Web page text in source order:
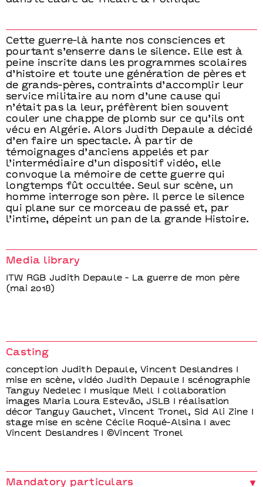
Cette guerre-là hante nos consciences et
pourtant s’enserre dans le silence. Elle est à
peine inscrite dans les programmes scolaires
d’histoire et toute une génération de pères et
de grands-pères, contraints d’accomplir leur
service militaire au nom d’une cause qui
n’était pas la leur, préfèrent bien souvent
couler une chappe de plomb sur ce qu’ils ont
vécu en Algérie. Alors Judith Depaule a décidé
d’en faire un spectacle. À partir de
témoignages d’anciens appelés et par
l’intermédiaire d’un dispositif vidéo, elle
convoque la mémoire de cette guerre qui
longtemps fût occultée. Seul sur scène, un
homme interroge son père. Il perce le silence
qui plane sur ce morceau de passé et, par
l’intime, dépeint un pan de la grande Histoire.
Media library
ITW RGB Judith Depaule - La guerre de mon père
(mai 2018)
Casting
conception Judith Depaule, Vincent Deslandres I
mise en scène, vidéo Judith Depaule I scénographie
Tanguy Nedelec I musique Mell I collaboration
images Maria Loura Estevão, JSLB I réalisation
décor Tanguy Gauchet, Vincent Tronel, Sid Ali Zine I
stage mise en scène Cécile Roqué-Alsina I avec
Vincent Deslandres I ©Vincent Tronel
Mandatory particulars